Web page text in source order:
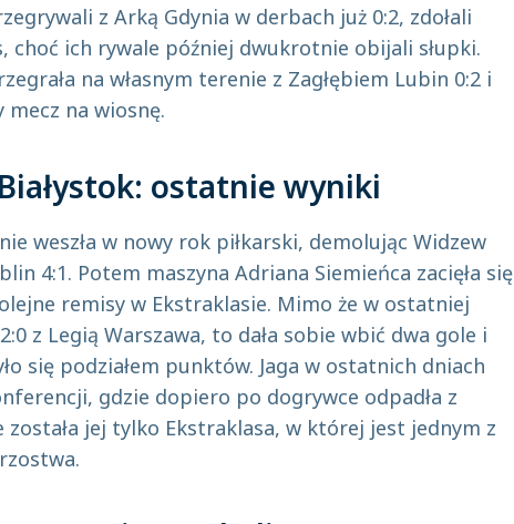
z Arką Gdynia w derbach już 0:2, zdołali
choć ich rywale później dwukrotnie obijali słupki.
na własnym terenie z Zagłębiem Lubin 0:2 i
mecz na wiosnę.
ostatnie wyniki
weszła w nowy rok piłkarski, demolując Widzew
4:1. Potem maszyna Adriana Siemieńca zacięła się
remisy w Ekstraklasie. Mimo że w ostatniej
z Legią Warszawa, to dała sobie wbić dwa gole i
się podziałem punktów. Jaga w ostatnich dniach
gdzie dopiero po dogrywce odpadła z
została jej tylko Ekstraklasa, w której jest jednym z